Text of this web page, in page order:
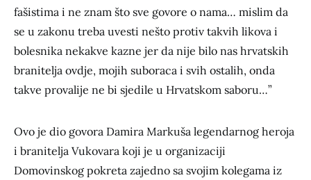
fašistima i ne znam što sve govore o nama… mislim da
se u zakonu treba uvesti nešto protiv takvih likova i
bolesnika nekakve kazne jer da nije bilo nas hrvatskih
branitelja ovdje, mojih suboraca i svih ostalih, onda
takve provalije ne bi sjedile u Hrvatskom saboru…”
Ovo je dio govora Damira Markuša legendarnog heroja
i branitelja Vukovara koji je u organizaciji
Domovinskog pokreta zajedno sa svojim kolegama iz